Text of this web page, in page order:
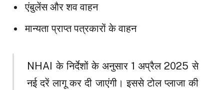
एंबुलेंस और शव वाहन
मान्यता प्राप्त पत्रकारों के वाहन
NHAI के निर्देशों के अनुसार 1 अप्रैल 2025 से
नई दरें लागू कर दी जाएंगी। इससे टोल प्लाजा की